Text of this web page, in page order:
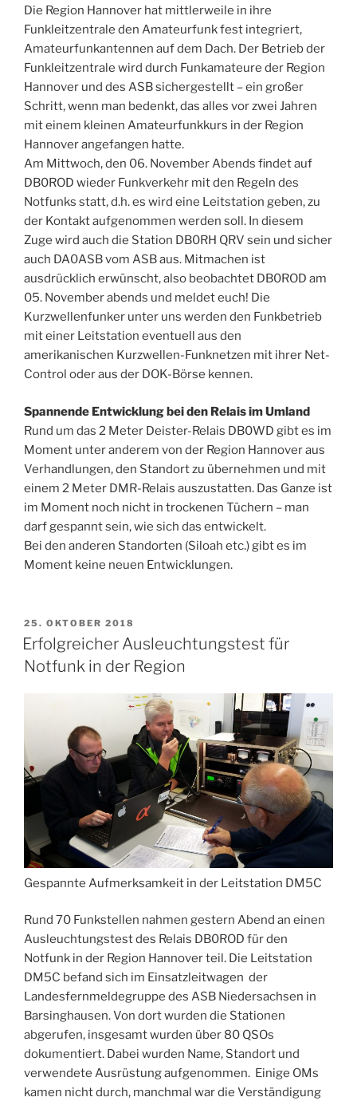
Die Region Hannover hat mittlerweile in ihre
Funkleitzentrale den Amateurfunk fest integriert,
Amateurfunkantennen auf dem Dach. Der Betrieb der
Funkleitzentrale wird durch Funkamateure der Region
Hannover und des ASB sichergestellt – ein großer
Schritt, wenn man bedenkt, das alles vor zwei Jahren
mit einem kleinen Amateurfunkkurs in der Region
Hannover angefangen hatte.
Am Mittwoch, den 06. November Abends findet auf
DB0ROD wieder Funkverkehr mit den Regeln des
Notfunks statt, d.h. es wird eine Leitstation geben, zu
der Kontakt aufgenommen werden soll. In diesem
Zuge wird auch die Station DB0RH QRV sein und sicher
auch DA0ASB vom ASB aus. Mitmachen ist
ausdrücklich erwünscht, also beobachtet DB0ROD am
05. November abends und meldet euch! Die
Kurzwellenfunker unter uns werden den Funkbetrieb
mit einer Leitstation eventuell aus den
amerikanischen Kurzwellen-Funknetzen mit ihrer Net-
Control oder aus der DOK-Börse kennen.
Spannende Entwicklung bei den Relais im Umland
Rund um das 2 Meter Deister-Relais DB0WD gibt es im
Moment unter anderem von der Region Hannover aus
Verhandlungen, den Standort zu übernehmen und mit
einem 2 Meter DMR-Relais auszustatten. Das Ganze ist
im Moment noch nicht in trockenen Tüchern – man
darf gespannt sein, wie sich das entwickelt.
Bei den anderen Standorten (Siloah etc.) gibt es im
Moment keine neuen Entwicklungen.
VERÖFFENTLICHT
AM
25. OKTOBER 2018
Erfolgreicher Ausleuchtungstest für
Notfunk in der Region
Gespannte Aufmerksamkeit in der Leitstation DM5C
Rund 70 Funkstellen nahmen gestern Abend an einen
Ausleuchtungstest des Relais DB0ROD für den
Notfunk in der Region Hannover teil. Die Leitstation
DM5C befand sich im Einsatzleitwagen der
Landesfernmeldegruppe des ASB Niedersachsen in
Barsinghausen. Von dort wurden die Stationen
abgerufen, insgesamt wurden über 80 QSOs
dokumentiert. Dabei wurden Name, Standort und
verwendete Ausrüstung aufgenommen. Einige OMs
kamen nicht durch, manchmal war die Verständigung